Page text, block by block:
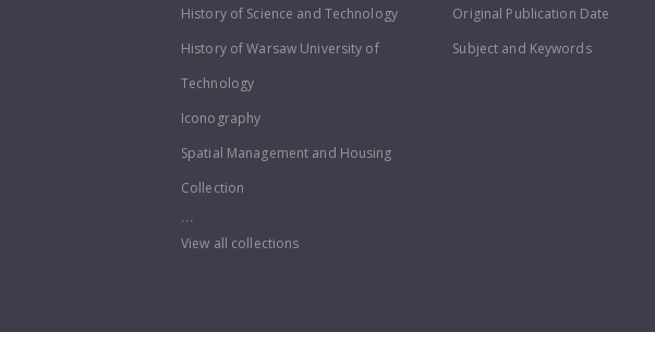
History of Science and Technology
History of Warsaw University of
Technology
Iconography
Spatial Management and Housing
Collection
...
View all collections
Original Publication Date
Subject and Keywords